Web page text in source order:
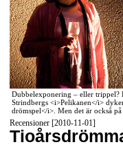
Dubbelexponering – eller trippel?
Strindbergs <i>Pelikanen</i>
drömspel</i>. Men det är också
Recensioner [2010-11-01]